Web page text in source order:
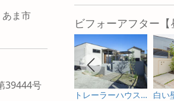
ま市
39444号
ビフォーアフター
トレーラーハウスの新築外構とガーデンデザイン